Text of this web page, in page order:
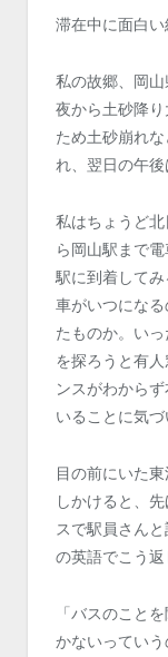
滞在中に面白い
私の故郷、岡山
夜から土砂降
ため土砂崩れ
れ、翌日の午後
私はちょうど
ら岡山駅まで
駅に到着して
車がいつにな
たものか。い
を探ろうと有
ンスがわから
いることに気づ
目の前にいた
しかけると、
スで駅員さん
の英語でこう返
「バスのこと
かないってい